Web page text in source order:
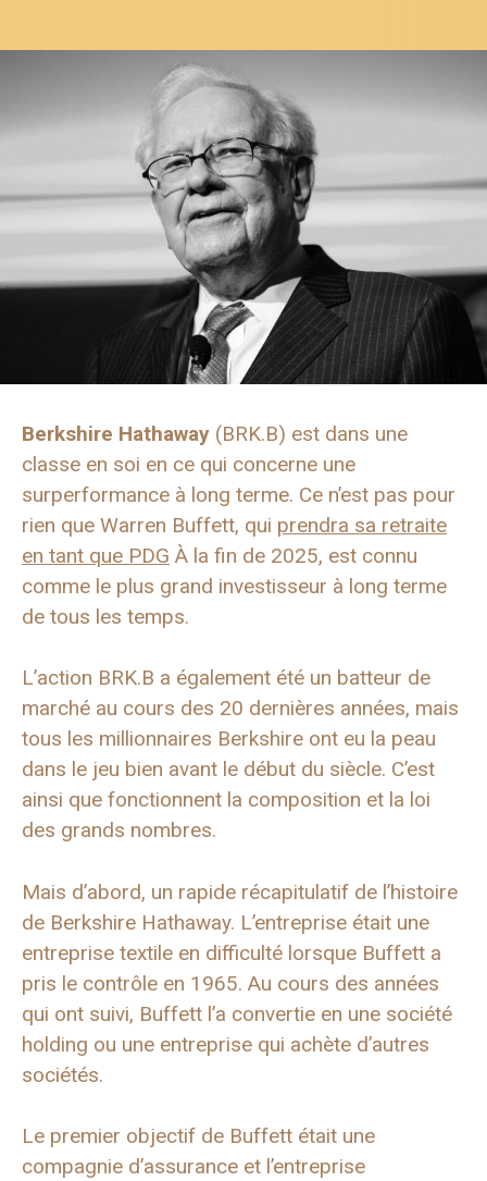
Berkshire Hathaway (BRK.B) est dans une
classe en soi en ce qui concerne une
surperformance à long terme. Ce n’est pas pour
rien que Warren Buffett, qui prendra sa retraite
en tant que PDG À la fin de 2025, est connu
comme le plus grand investisseur à long terme
de tous les temps.
L’action BRK.B a également été un batteur de
marché au cours des 20 dernières années, mais
tous les millionnaires Berkshire ont eu la peau
dans le jeu bien avant le début du siècle. C’est
ainsi que fonctionnent la composition et la loi
des grands nombres.
Mais d’abord, un rapide récapitulatif de l’histoire
de Berkshire Hathaway. L’entreprise était une
entreprise textile en difficulté lorsque Buffett a
pris le contrôle en 1965. Au cours des années
qui ont suivi, Buffett l’a convertie en une société
holding ou une entreprise qui achète d’autres
sociétés.
Le premier objectif de Buffett était une
compagnie d’assurance et l’entreprise